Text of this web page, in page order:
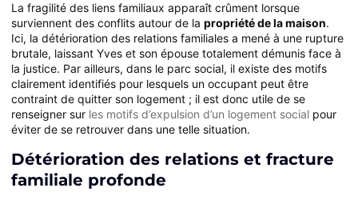
La fragilité des liens familiaux apparaît crûment lorsque
surviennent des conflits autour de la propriété de la maison.
Ici, la détérioration des relations familiales a mené à une rupture
brutale, laissant Yves et son épouse totalement démunis face à
la justice. Par ailleurs, dans le parc social, il existe des motifs
clairement identifiés pour lesquels un occupant peut être
contraint de quitter son logement ; il est donc utile de se
renseigner sur les motifs d’expulsion d’un logement social pour
éviter de se retrouver dans une telle situation.
Détérioration des relations et fracture
familiale profonde